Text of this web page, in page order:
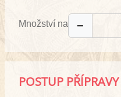
Množství na −
POSTUP PŘÍPRAVY